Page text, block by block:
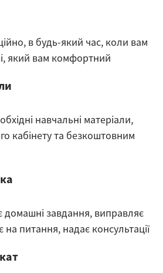
в будь-який час, коли вам
який вам комфортний
навчальні матеріали,
кабінету та безкоштовним
домашні завдання, виправляє
на питання, надає консультації